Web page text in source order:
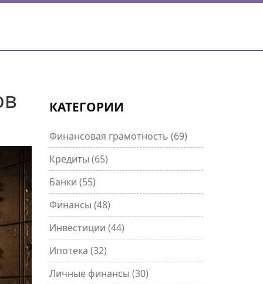
КАТЕГОРИИ
Финансовая грамотность (69)
Кредиты (65)
Банки (55)
Финансы (48)
Инвестиции (44)
Ипотека (32)
Личные финансы (30)